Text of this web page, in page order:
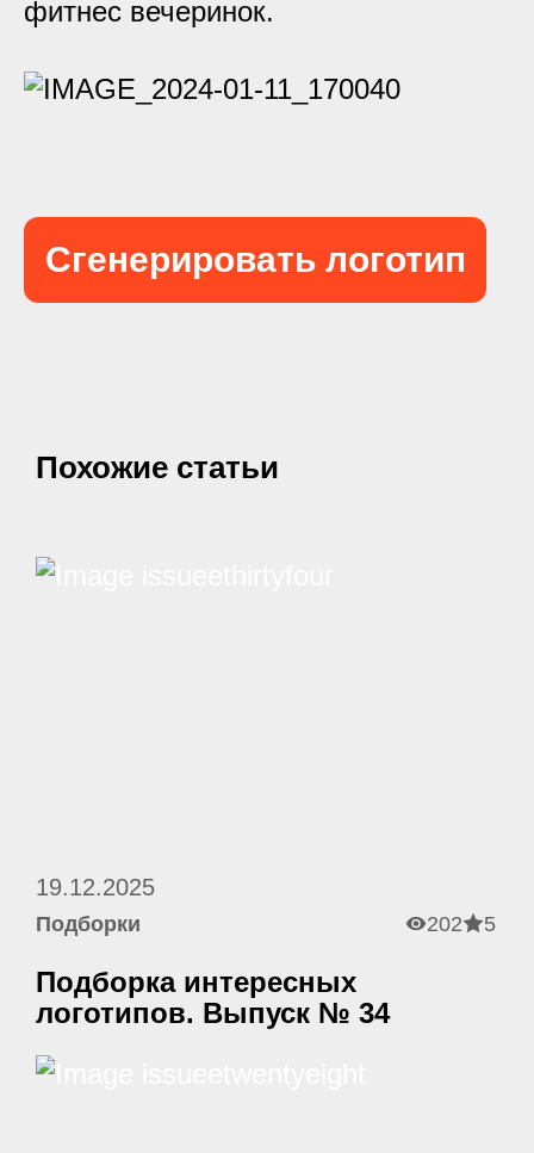
фитнес вечеринок.
Сгенерировать логотип
Похожие статьи
19.12.2025
Подборки 202 5
Подборка интересных
логотипов. Выпуск № 34